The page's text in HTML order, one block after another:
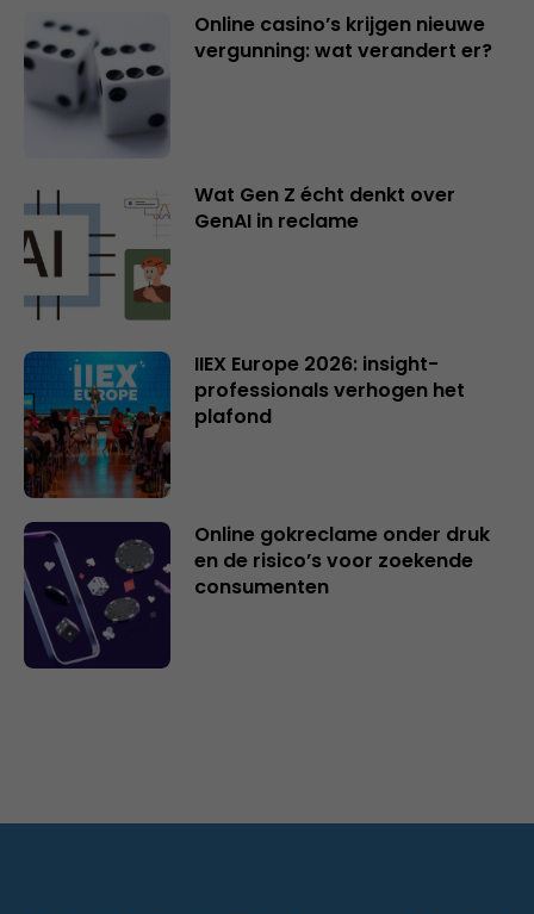
Online casino’s krijgen nieuwe
vergunning: wat verandert er?
Wat Gen Z écht denkt over
GenAI in reclame
IIEX Europe 2026: insight-
professionals verhogen het
plafond
Online gokreclame onder druk
en de risico’s voor zoekende
consumenten